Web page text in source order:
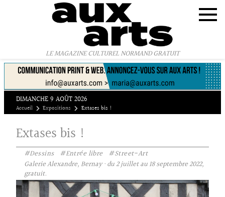
LE MAGAZINE CULTUREL NORMAND GRATUIT
DIMANCHE 9 AOÛT 2026
Accueil Expositions Extases bis !
Extases bis !
#Dessins #Entrée libre
#Street-Art
Galerie Alexandre, Bernay · du 2 juillet au 18 septembre 2022,
gratuit.
Panneau de gestion des cookies